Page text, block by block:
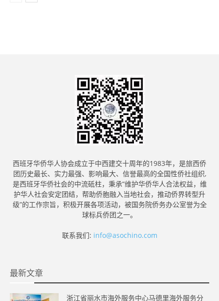
西班牙华侨华人协会成立于中西建交十周年的1983年，是旅西侨
团历史最长、实力最强、影响最大、信誉最高的全国性侨社组织,
是西班牙华侨社会的中流砥柱，秉承“维护华侨华人合法权益，维
护华人社会安定团结，帮助侨胞融入当地社会，推动侨界转型升
级”的工作宗旨，积极开展各项活动，被国务院侨务办公室誉为全
球标兵侨团之一。
联系我们: info@asochino.com
最新文章
浙江省丽水市海外服务中心马德里海外服务分